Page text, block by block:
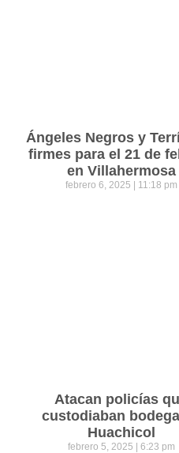
Ángeles Negros y
firmes para el 21 de
en Villahermosa
febrero 6, 2025 11:18 pm
Atacan policías
custodiaban
Huachicol
febrero 5, 2025 6:23 pm